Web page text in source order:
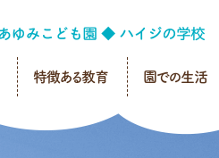
特徴ある教育 園での生活